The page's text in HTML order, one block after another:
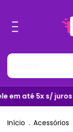
✦ Frete
Início . Acessórios .